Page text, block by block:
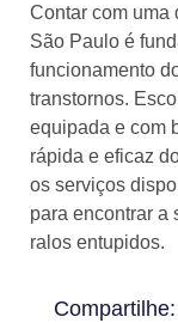
Contar com uma
São Paulo é
funcionamento
transtornos.
equipada e com
rápida e eficaz
os serviços
para encontrar a
ralos entupidos.
Compartilhe: